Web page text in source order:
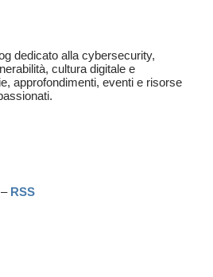
dedicato alla cybersecurity,
cultura digitale e
approfondimenti, eventi e risorse
– RSS